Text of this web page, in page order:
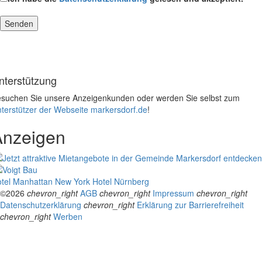
Sie unsere Anzeigenkunden oder werden Sie selbst zum
der Webseite markersdorf.de!
Manhattan New York Hotel Nürnberg
©2026 chevron_right AGB chevron_right Impressum chevron_right
Datenschutzerklärung chevron_right Erklärung zur Barrierefreiheit
chevron_right Werben